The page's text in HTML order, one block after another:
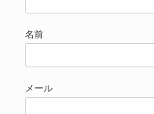
名前
メール